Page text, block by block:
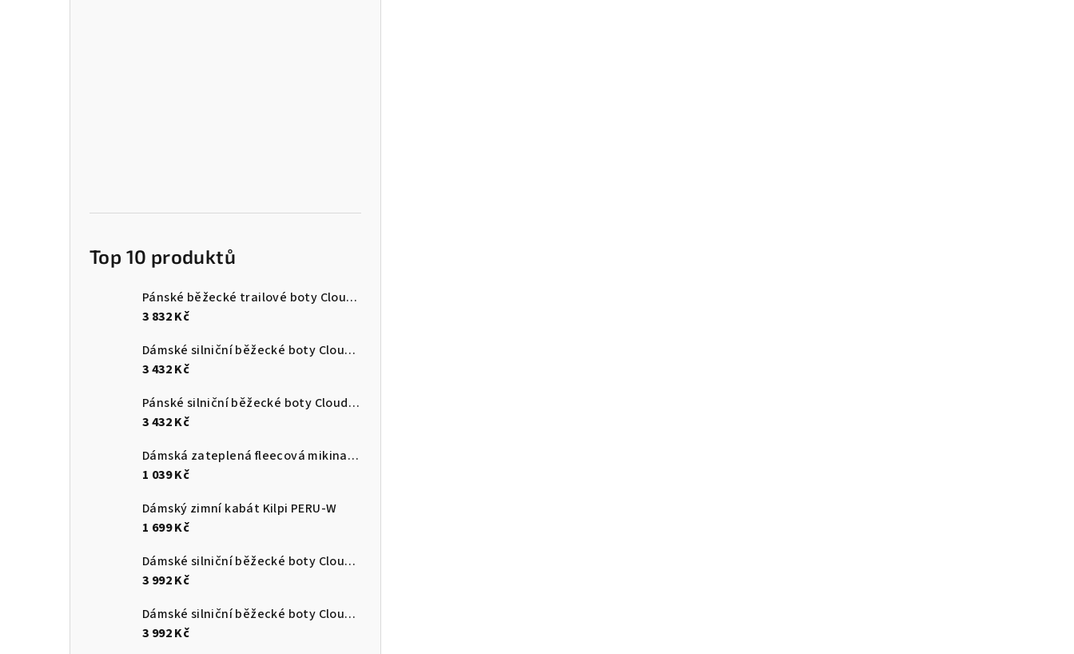
Top 10 produktů
Pánské běžecké trailové boty Cloudultra 3
3 832 Kč
Dámské silniční běžecké boty Cloudswift 4
3 432 Kč
Pánské silniční běžecké boty Cloudsurfer Max
3 432 Kč
Dámská zateplená fleecová mikina s kapucí Kilpi NEVIA-W
1 039 Kč
Dámský zimní kabát Kilpi PERU-W
1 699 Kč
Dámské silniční běžecké boty Cloudmonster 3
3 992 Kč
Dámské silniční běžecké boty Cloudmonster 3
3 992 Kč